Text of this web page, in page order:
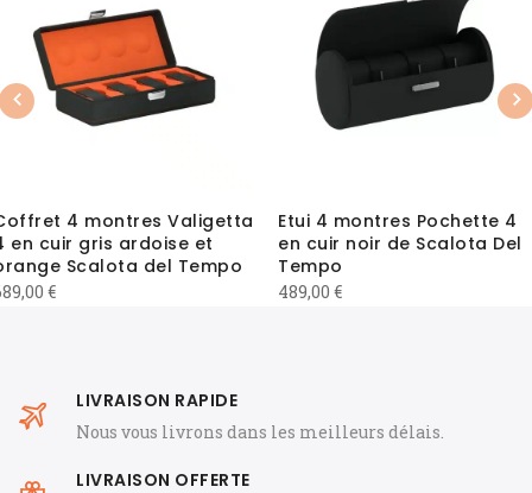
4 montres Valigetta
en cuir gris ardoise et
Scalota del Tempo
€
Etui 4 montres Pochette 4
en cuir noir de Scalota Del
Tempo
489,00 €
LIVRAISON RAPIDE
Nous vous livrons dans les meilleurs délais.
LIVRAISON OFFERTE